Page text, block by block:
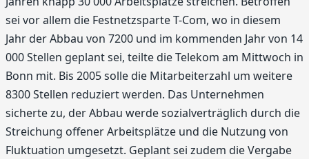
sei vor allem die Festnetzsparte T-Com, wo in diesem
Jahr der Abbau von 7200 und im kommenden Jahr von 14
000 Stellen geplant sei, teilte die Telekom am Mittwoch in
Bonn mit. Bis 2005 solle die Mitarbeiterzahl um weitere
8300 Stellen reduziert werden. Das Unternehmen
sicherte zu, der Abbau werde sozialverträglich durch die
Streichung offener Arbeitsplätze und die Nutzung von
Fluktuation umgesetzt. Geplant sei zudem die Vergabe